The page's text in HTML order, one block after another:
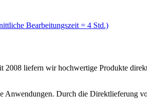
Bearbeitungszeit = 4 Std.)
liefern wir hochwertige Produkte
Anwendungen. Durch die Direktlieferung